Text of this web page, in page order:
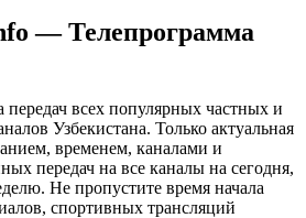
— Телепрограмма
всех популярных частных и
Узбекистана. Только актуальная
временем, каналами и
передач на все каналы на сегодня,
Не пропустите время начала
спортивных трансляций